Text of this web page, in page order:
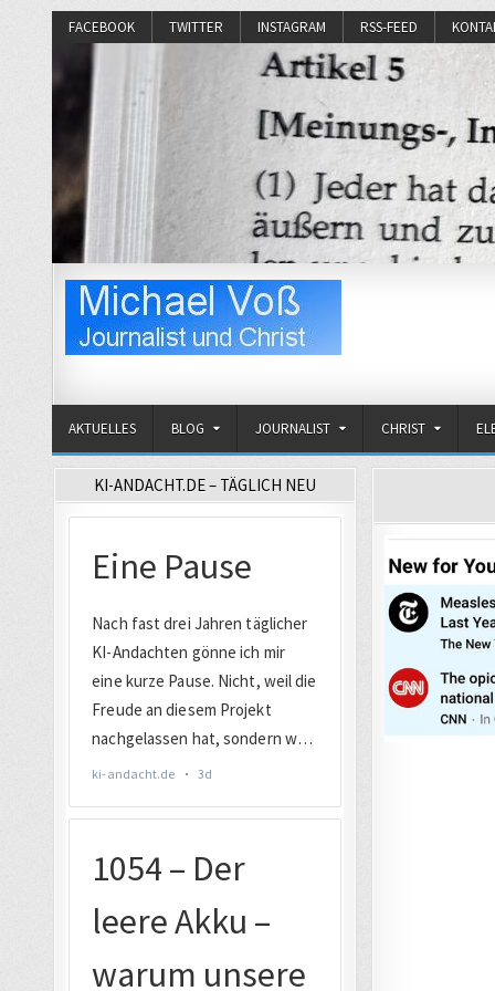
FACEBOOK TWITTER INSTAGRAM RSS-FEED
AKTUELLES BLOG JOURNALIST CHRIST
KI-ANDACHT.DE – TÄGLICH NEU